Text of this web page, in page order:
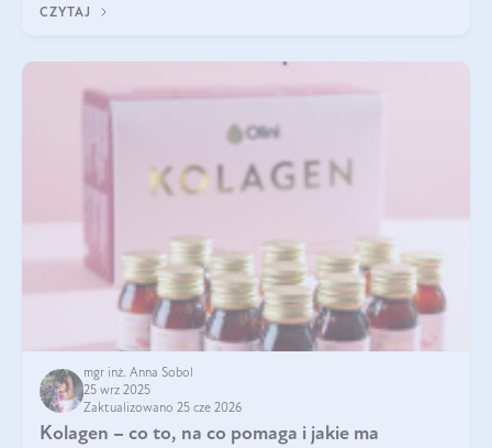
CZYTAJ
mgr inż. Anna Sobol
25 wrz 2025
Zaktualizowano 25 cze 2026
Kolagen – co to, na co pomaga i jakie ma